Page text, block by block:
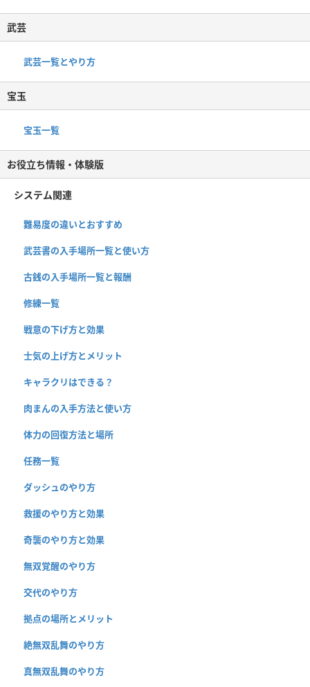
武芸
武芸一覧とやり方
宝玉
宝玉一覧
お役立ち情報・体験版
システム関連
難易度の違いとおすすめ
武芸書の入手場所一覧と使い方
古銭の入手場所一覧と報酬
修練一覧
戦意の下げ方と効果
士気の上げ方とメリット
キャラクリはできる？
肉まんの入手方法と使い方
体力の回復方法と場所
任務一覧
ダッシュのやり方
救援のやり方と効果
奇襲のやり方と効果
無双覚醒のやり方
交代のやり方
拠点の場所とメリット
絶無双乱舞のやり方
真無双乱舞のやり方